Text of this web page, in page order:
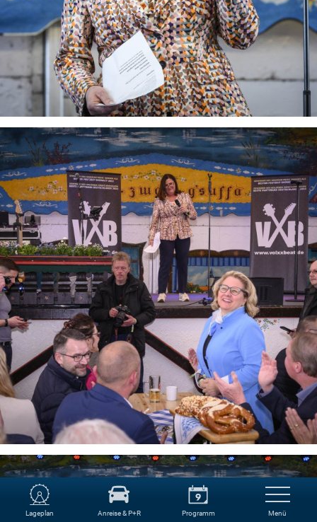
Lageplan Anreise & P+R Programm Menü